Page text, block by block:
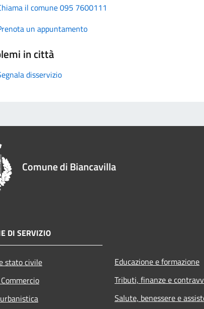
il comune 095 7600111
un appuntamento
in città
disservizio
Comune di Biancavilla
DI SERVIZIO
stato civile
Educazione e formazione
Tributi, finanze e
Salute, benessere e